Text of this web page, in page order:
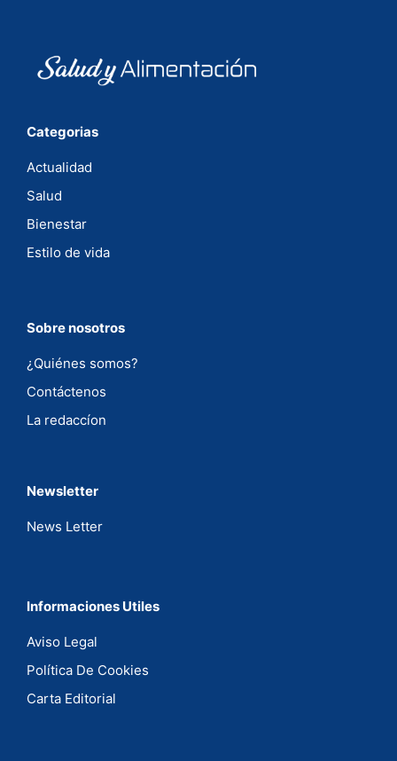
Categorias
Actualidad
Salud
Bienestar
Estilo de vida
Sobre nosotros
¿Quiénes somos?
Contáctenos
La redaccíon
Newsletter
News Letter
Informaciones Utiles
Aviso Legal
Política De Cookies
Carta Editorial